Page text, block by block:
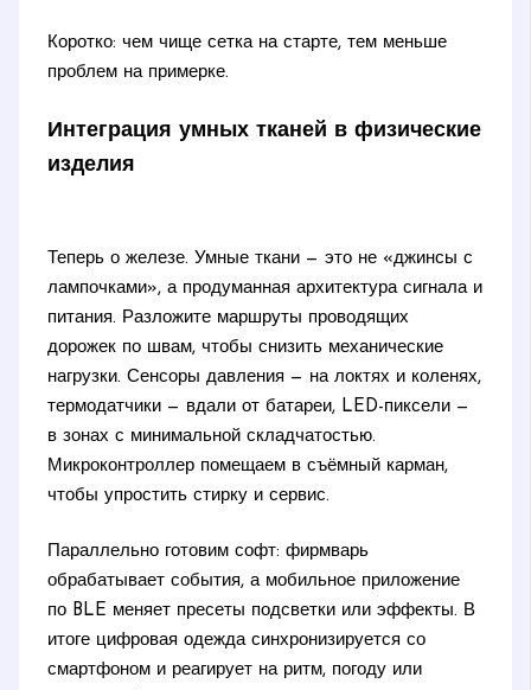
Коротко: чем чище сетка на старте, тем меньше
проблем на примерке.
Интеграция умных тканей в физические
изделия
Теперь о железе. Умные ткани — это не «джинсы с
лампочками», а продуманная архитектура сигнала и
питания. Разложите маршруты проводящих
дорожек по швам, чтобы снизить механические
нагрузки. Сенсоры давления — на локтях и коленях,
термодатчики — вдали от батареи, LED-пиксели —
в зонах с минимальной складчатостью.
Микроконтроллер помещаем в съёмный карман,
чтобы упростить стирку и сервис.
Параллельно готовим софт: фирмварь
обрабатывает события, а мобильное приложение
по BLE меняет пресеты подсветки или эффекты. В
итоге цифровая одежда синхронизируется со
смартфоном и реагирует на ритм, погоду или